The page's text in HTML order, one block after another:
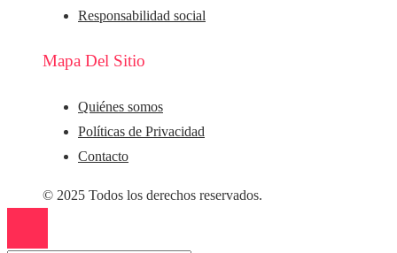
Responsabilidad social
Mapa Del Sitio
Quiénes somos
Políticas de Privacidad
Contacto
© 2025 Todos los derechos reservados.